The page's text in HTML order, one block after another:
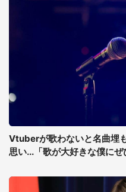
Vtuberが歌わないと名曲埋
思い...「歌が大好きな僕にぜ